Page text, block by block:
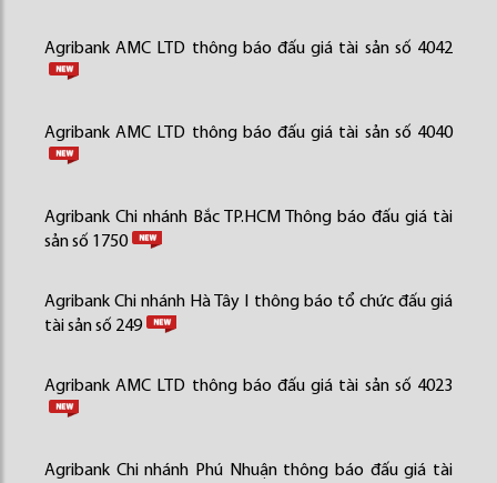
Agribank AMC LTD thông báo đấu giá tài sản số 4042
Agribank AMC LTD thông báo đấu giá tài sản số 4040
Agribank Chi nhánh Bắc TP.HCM Thông báo đấu giá tài
sản số 1750
Agribank Chi nhánh Hà Tây I thông báo tổ chức đấu giá
tài sản số 249
Agribank AMC LTD thông báo đấu giá tài sản số 4023
Agribank Chi nhánh Phú Nhuận thông báo đấu giá tài